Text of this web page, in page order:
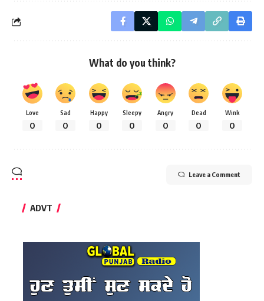
What do you think?
Love
0
Sad
0
Happy
0
Sleepy
0
Angry
0
Dead
0
Wink
0
Leave a Comment
ADVT